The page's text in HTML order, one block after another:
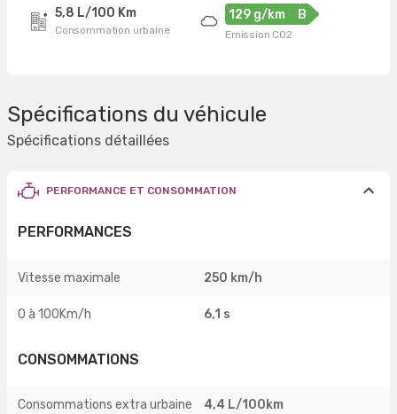
5,8 L/100 Km
Consommation urbaine
129 g/km B
Emission CO2
Spécifications du véhicule
Spécifications détaillées
PERFORMANCE ET CONSOMMATION
PERFORMANCES
Vitesse maximale 250 km/h
0 à 100Km/h 6,1 s
CONSOMMATIONS
Consommations extra urbaine 4,4 L/100km